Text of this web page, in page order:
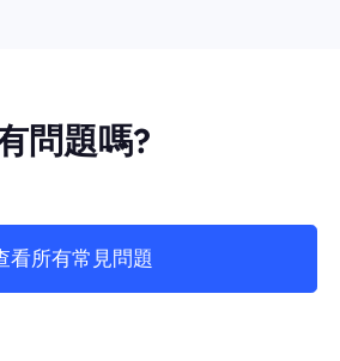
問題嗎?
看所有常見問題